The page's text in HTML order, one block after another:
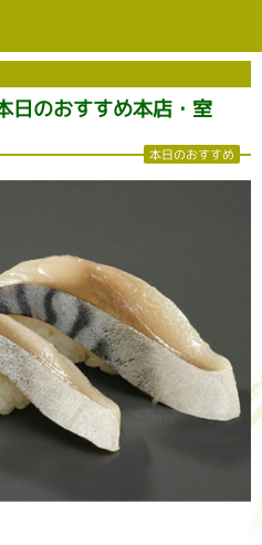
のおすすめ本店・室
本日のおすすめ